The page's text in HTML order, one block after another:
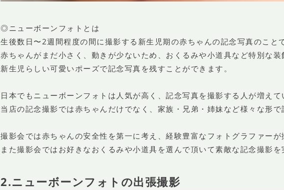
◎ニューボーンフォトとは
生後数日〜2週間程度の間に撮影する新生児期の赤ちゃんの記念写真のことで
赤ちゃんがまだ小さく、動きが少ないため、おくるみや小道具など特別な装
新生児らしい可愛いポーズで記念写真を残すことができます。
日本でもニューボーンフォトは人気が高く、記念写真を撮影する人が増えて
当店の記念撮影では赤ちゃんだけでなく、家族・兄弟・姉妹など様々な形で
撮影会では赤ちゃんの安全性を第一に考え、経験豊富なフォトグラファーが
また撮影会ではお好きなおくるみや小道具を選んで頂いて素敵な記念撮影を
2.ニューボーンフォトの出張撮影